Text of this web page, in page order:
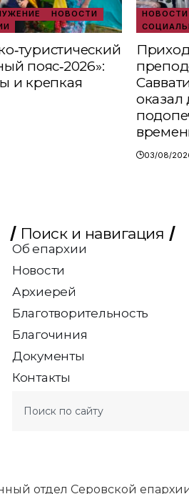
НОВОСТИ
пояс‑2026»:
и крепкая
НОВОСТИ
03/08/
Поиск и навигация
Об епархии
Новости
Архиерей
Благотворительность
Благочиния
Документы
Контакты
отдел Серовской